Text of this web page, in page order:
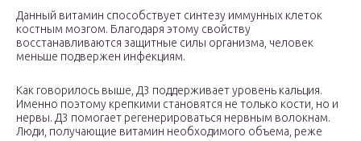
Данный витамин способствует синтезу иммунных клеток
костным мозгом. Благодаря этому свойству
восстанавливаются защитные силы организма, человек
меньше подвержен инфекциям.
Как говорилось выше, Д3 поддерживает уровень кальция.
Именно поэтому крепкими становятся не только кости, но и
нервы. Д3 помогает регенерироваться нервным волокнам.
Люди, получающие витамин необходимого объема, реже